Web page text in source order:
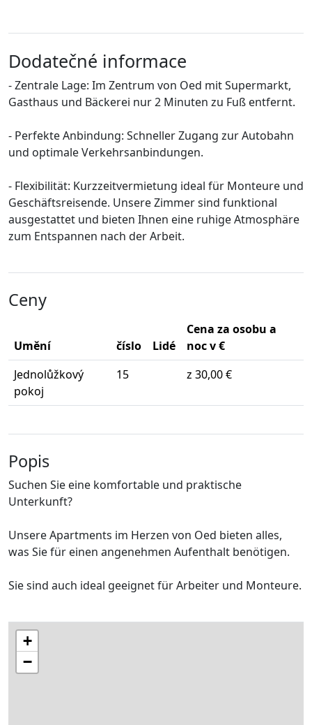
Dodatečné informace
- Zentrale Lage: Im Zentrum von Oed mit Supermarkt,
Gasthaus und Bäckerei nur 2 Minuten zu Fuß entfernt.
- Perfekte Anbindung: Schneller Zugang zur Autobahn
und optimale Verkehrsanbindungen.
- Flexibilität: Kurzzeitvermietung ideal für Monteure und
Geschäftsreisende. Unsere Zimmer sind funktional
ausgestattet und bieten Ihnen eine ruhige Atmosphäre
zum Entspannen nach der Arbeit.
Ceny
Umění číslo Lidé
Cena za osobu a
noc v €
Jednolůžkový
pokoj
15 z 30,00 €
Popis
Suchen Sie eine komfortable und praktische
Unterkunft?
Unsere Apartments im Herzen von Oed bieten alles,
was Sie für einen angenehmen Aufenthalt benötigen.
Sie sind auch ideal geeignet für Arbeiter und Monteure.
+
−